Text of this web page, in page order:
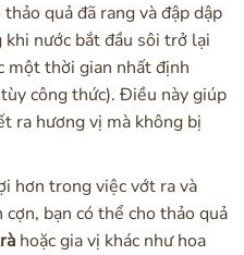
quả đã rang và đập dập
khi nước bắt đầu sôi trở lại
một thời gian nhất định
công thức). Điều này giúp
ra hương vị mà không bị
hơn trong việc vớt ra và
bạn có thể cho thảo quả
hoặc gia vị khác như hoa